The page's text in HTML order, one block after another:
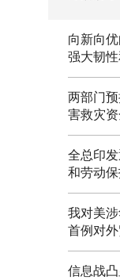
向新向
强大韧
两部门
害救灾
全总印
和劳动
我对美
首例对
信息战